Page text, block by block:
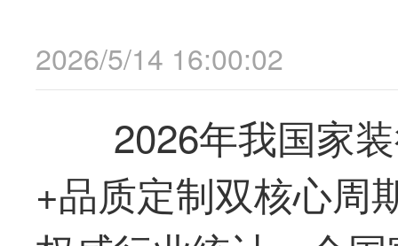
2026/5/14 16:00:02
2026年我国家
+品质定制双核心周